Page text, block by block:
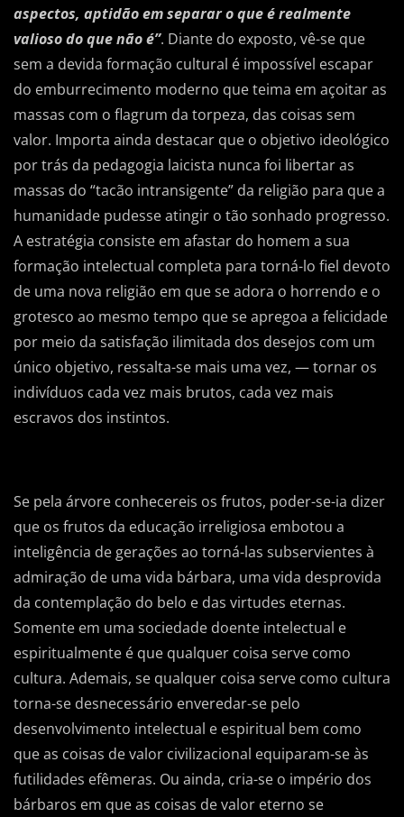
aspectos, aptidão em separar o que é realmente
valioso do que não é”. Diante do exposto, vê-se que
sem a devida formação cultural é impossível escapar
do emburrecimento moderno que teima em açoitar as
massas com o flagrum da torpeza, das coisas sem
valor. Importa ainda destacar que o objetivo ideológico
por trás da pedagogia laicista nunca foi libertar as
massas do “tacão intransigente” da religião para que a
humanidade pudesse atingir o tão sonhado progresso.
A estratégia consiste em afastar do homem a sua
formação intelectual completa para torná-lo fiel devoto
de uma nova religião em que se adora o horrendo e o
grotesco ao mesmo tempo que se apregoa a felicidade
por meio da satisfação ilimitada dos desejos com um
único objetivo, ressalta-se mais uma vez, — tornar os
indivíduos cada vez mais brutos, cada vez mais
escravos dos instintos.
Se pela árvore conhecereis os frutos, poder-se-ia dizer
que os frutos da educação irreligiosa embotou a
inteligência de gerações ao torná-las subservientes à
admiração de uma vida bárbara, uma vida desprovida
da contemplação do belo e das virtudes eternas.
Somente em uma sociedade doente intelectual e
espiritualmente é que qualquer coisa serve como
cultura. Ademais, se qualquer coisa serve como cultura
torna-se desnecessário enveredar-se pelo
desenvolvimento intelectual e espiritual bem como
que as coisas de valor civilizacional equiparam-se às
futilidades efêmeras. Ou ainda, cria-se o império dos
bárbaros em que as coisas de valor eterno se